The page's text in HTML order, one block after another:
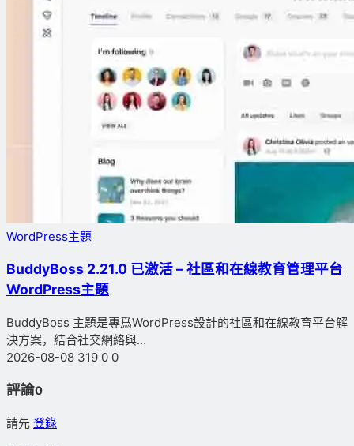
WordPress主題
BuddyBoss 2.21.0 已激活 – 社區和在線教育管理平台
WordPress主題
BuddyBoss 主題是專爲WordPress設計的社區和在線教育平台解
決方案，結合社交網絡與...
2026-08-08 319 0 0
評論0
請先 登錄